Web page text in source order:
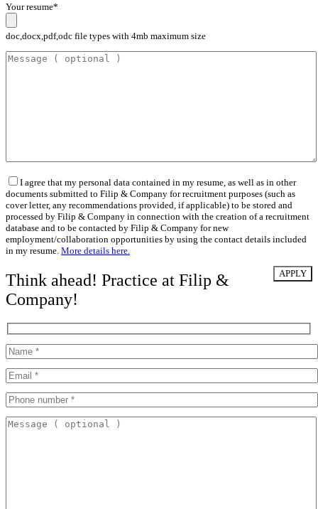
Your resume*
doc,docx,pdf,odc file types with 4mb maximum size
I agree that my personal data contained in my resume, as well as in other
documents submitted to Filip & Company for recruitment purposes (such as
cover letter, any recommendations provided, if applicable) to be stored and
processed by Filip & Company in connection with the creation of a recruitment
database and to be contacted by Filip & Company for new
employment/collaboration opportunities by using the contact details included
in my resume. More details here.
Think ahead! Practice at Filip &
Company!